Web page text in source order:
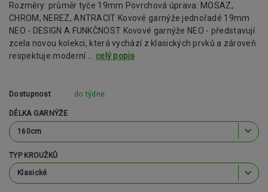
Rozměry: průměr tyče 19mm Povrchová úprava: MOSAZ,
CHROM, NEREZ, ANTRACIT Kovové garnýže jednořadé 19mm
NEO - DESIGN A FUNKČNOST Kovové garnýže NEO - představují
zcela novou kolekci, která vychází z klasických prvků a zároveň
respektuje moderní ... celý popis
Dostupnost do týdne
DÉLKA GARNÝŽE
TYP KROUŽKŮ